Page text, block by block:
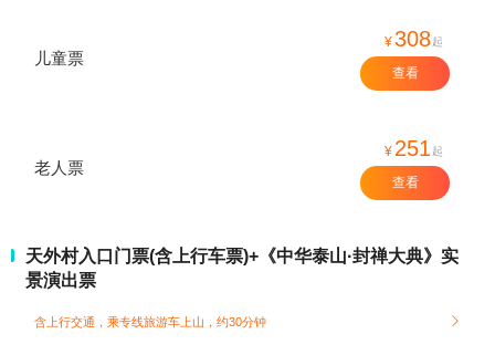
儿童票
¥308起
查看
老人票
¥ 251 起
查看
天外村入口门票(含上行车票)+《中华泰山·封禅大典》实
景演出票
含上行交通，乘专线旅游车上山，约30分钟 